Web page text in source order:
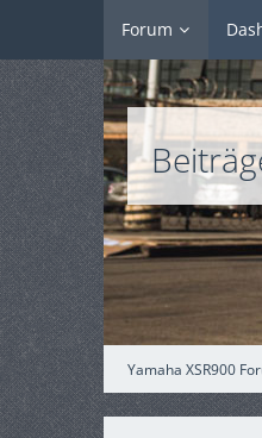
Forum
Yamaha XSR900